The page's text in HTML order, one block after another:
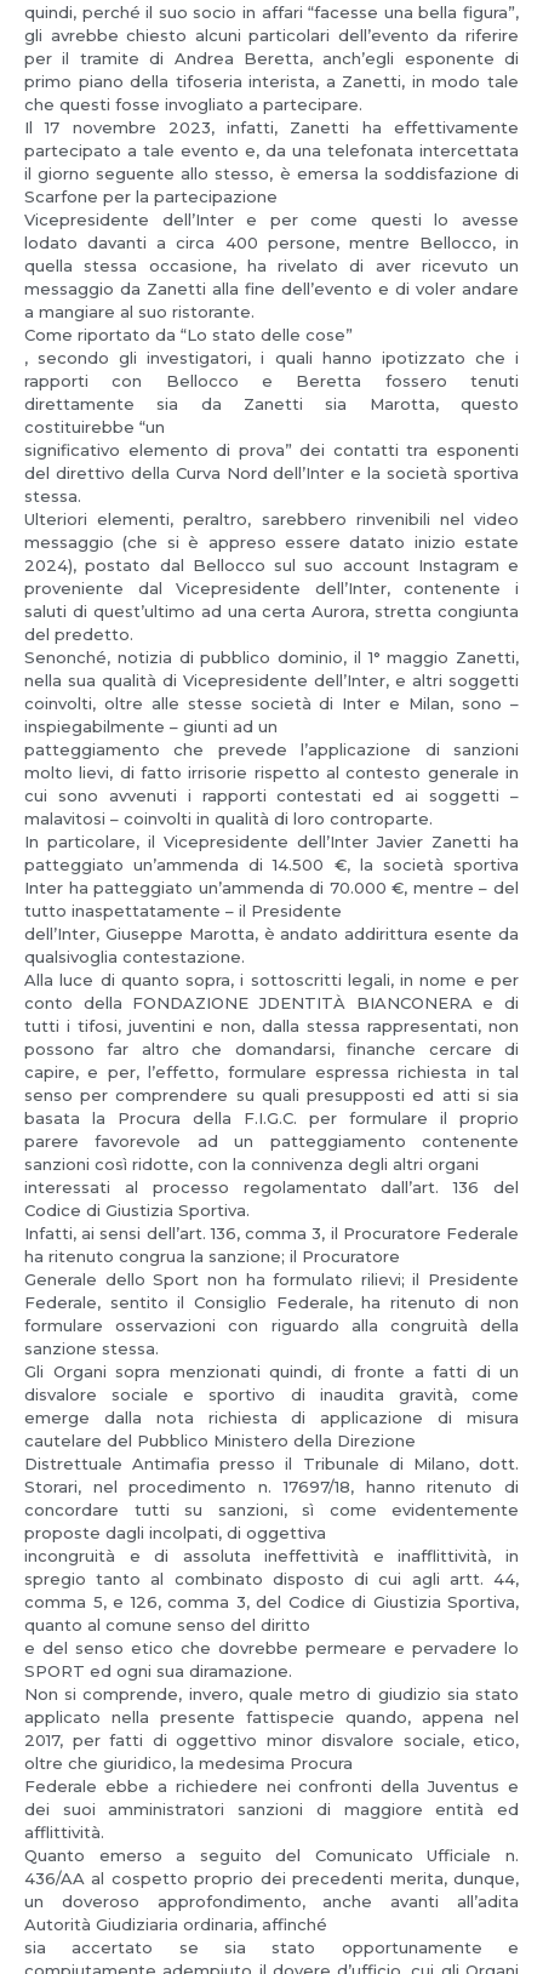
quindi, perché il suo socio in affari “facesse una bella figura”,
gli avrebbe chiesto alcuni particolari dell’evento da riferire
per il tramite di Andrea Beretta, anch’egli esponente di
primo piano della tifoseria interista, a Zanetti, in modo tale
che questi fosse invogliato a partecipare.
Il 17 novembre 2023, infatti, Zanetti ha effettivamente
partecipato a tale evento e, da una telefonata intercettata
il giorno seguente allo stesso, è emersa la soddisfazione di
Scarfone per la partecipazione
Vicepresidente dell’Inter e per come questi lo avesse
lodato davanti a circa 400 persone, mentre Bellocco, in
quella stessa occasione, ha rivelato di aver ricevuto un
messaggio da Zanetti alla fine dell’evento e di voler andare
a mangiare al suo ristorante.
Come riportato da “Lo stato delle cose”
, secondo gli investigatori, i quali hanno ipotizzato che i
rapporti con Bellocco e Beretta fossero tenuti
direttamente sia da Zanetti sia Marotta, questo
costituirebbe “un
significativo elemento di prova” dei contatti tra esponenti
del direttivo della Curva Nord dell’Inter e la società sportiva
stessa.
Ulteriori elementi, peraltro, sarebbero rinvenibili nel video
messaggio (che si è appreso essere datato inizio estate
2024), postato dal Bellocco sul suo account Instagram e
proveniente dal Vicepresidente dell’Inter, contenente i
saluti di quest’ultimo ad una certa Aurora, stretta congiunta
del predetto.
Senonché, notizia di pubblico dominio, il 1° maggio Zanetti,
nella sua qualità di Vicepresidente dell’Inter, e altri soggetti
coinvolti, oltre alle stesse società di Inter e Milan, sono –
inspiegabilmente – giunti ad un
patteggiamento che prevede l’applicazione di sanzioni
molto lievi, di fatto irrisorie rispetto al contesto generale in
cui sono avvenuti i rapporti contestati ed ai soggetti –
malavitosi – coinvolti in qualità di loro controparte.
In particolare, il Vicepresidente dell’Inter Javier Zanetti ha
patteggiato un’ammenda di 14.500 €, la società sportiva
Inter ha patteggiato un’ammenda di 70.000 €, mentre – del
tutto inaspettatamente – il Presidente
dell’Inter, Giuseppe Marotta, è andato addirittura esente da
qualsivoglia contestazione.
Alla luce di quanto sopra, i sottoscritti legali, in nome e per
conto della FONDAZIONE JDENTITÀ BIANCONERA e di
tutti i tifosi, juventini e non, dalla stessa rappresentati, non
possono far altro che domandarsi, finanche cercare di
capire, e per, l’effetto, formulare espressa richiesta in tal
senso per comprendere su quali presupposti ed atti si sia
basata la Procura della F.I.G.C. per formulare il proprio
parere favorevole ad un patteggiamento contenente
sanzioni così ridotte, con la connivenza degli altri organi
interessati al processo regolamentato dall’art. 136 del
Codice di Giustizia Sportiva.
Infatti, ai sensi dell’art. 136, comma 3, il Procuratore Federale
ha ritenuto congrua la sanzione; il Procuratore
Generale dello Sport non ha formulato rilievi; il Presidente
Federale, sentito il Consiglio Federale, ha ritenuto di non
formulare osservazioni con riguardo alla congruità della
sanzione stessa.
Gli Organi sopra menzionati quindi, di fronte a fatti di un
disvalore sociale e sportivo di inaudita gravità, come
emerge dalla nota richiesta di applicazione di misura
cautelare del Pubblico Ministero della Direzione
Distrettuale Antimafia presso il Tribunale di Milano, dott.
Storari, nel procedimento n. 17697/18, hanno ritenuto di
concordare tutti su sanzioni, sì come evidentemente
proposte dagli incolpati, di oggettiva
incongruità e di assoluta ineffettività e inafflittività, in
spregio tanto al combinato disposto di cui agli artt. 44,
comma 5, e 126, comma 3, del Codice di Giustizia Sportiva,
quanto al comune senso del diritto
e del senso etico che dovrebbe permeare e pervadere lo
SPORT ed ogni sua diramazione.
Non si comprende, invero, quale metro di giudizio sia stato
applicato nella presente fattispecie quando, appena nel
2017, per fatti di oggettivo minor disvalore sociale, etico,
oltre che giuridico, la medesima Procura
Federale ebbe a richiedere nei confronti della Juventus e
dei suoi amministratori sanzioni di maggiore entità ed
afflittività.
Quanto emerso a seguito del Comunicato Ufficiale n.
436/AA al cospetto proprio dei precedenti merita, dunque,
un doveroso approfondimento, anche avanti all’adita
Autorità Giudiziaria ordinaria, affinché
sia accertato se sia stato opportunamente e
compiutamente adempiuto il dovere d’ufficio, cui gli Organi